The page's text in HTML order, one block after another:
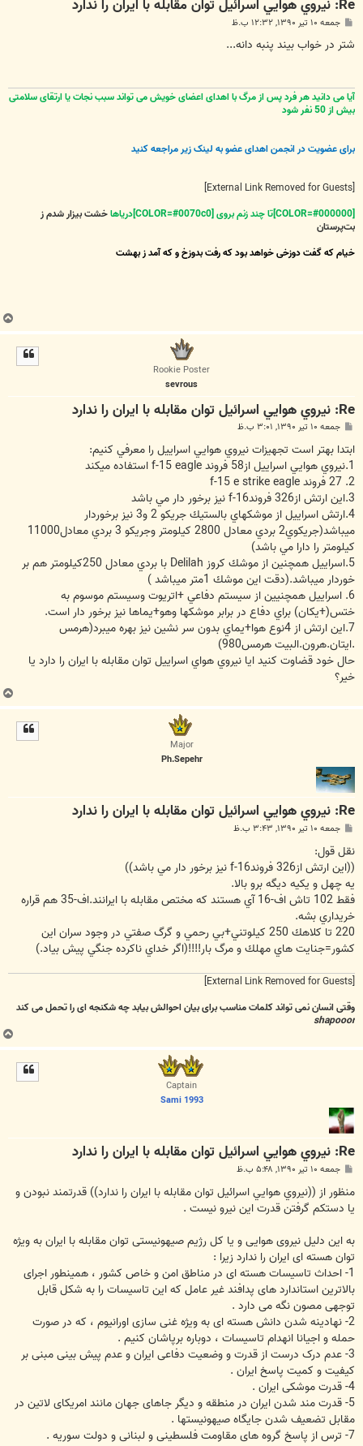
Re: نيروي هوايي اسرائيل توان مقابله با ايران را ندارد
پ
ت
جمعه ۱۰ تیر ۱۳۹۰, ۱۲:۳۲ ب.ظ
شتر در خواب بیند پنبه دانه...
آیا می دانید هر فرد پس از مرگ با اهدای اعضای خویش می تواند سبب نجات یا ارتقای سلامتی
بیش از 50 نفر شود
برای عضویت در انجمن اهدای عضو به لینک زیر مراجعه کنید
خشت بیزار شدم ز
بت‌پرستان
خیام که گفت دوزخی خواهد بود که رفت بدوزخ و که آمد ز بهشت
ب
ا
Rookie Poster
sevrous
Re: نيروي هوايي اسرائيل توان مقابله با ايران را ندارد
پ
ت
جمعه ۱۰ تیر ۱۳۹۰, ۳:۰۱ ب.ظ
ابتدا بهتر است تجهيزات نيروي هوايي اسراييل را معرفي كنيم:
1.نيروي هوايي اسراييل از58 فروند f-15 eagle استفاده ميكند
2. 27 فروند f-15 e strike eagle
3.اين ارتش از326 فروندf-16 نيز برخور دار مي باشد
4.ارتش اسراييل از موشكهاي بالستيك جريكو 2 و3 نيز برخوردار
ميباشد(جريكوي2 بردي معادل 2800 كيلومتر وجريكو 3 بردي معادل11000
كيلومتر را دارا مي باشد)
5.اسراييل همچنين از موشك كروز Delilah با بردي معادل 250كيلومتر هم بر
خوردار ميباشد.(دقت اين موشك 1متر ميباشد )
6. اسراييل همچنيين از سيستم دفاعي +اتريوت وسيستم موسوم به
ختس(+يكان) براي دفاع در برابر موشكها وهو+يماها نيز برخور دار است.
7.اين ارتش از 4نوع هوا+يماي بدون سر نشين نيز بهره ميبرد(هرمس
.ايتان.هرون.البيت هرمس980)
حال خود قضاوت كنيد ايا نيروي هواي اسراييل توان مقابله با ايران را دارد يا
خير؟
ب
ا
Major
Ph.Sepehr
Re: نيروي هوايي اسرائيل توان مقابله با ايران را ندارد
پ
ت
جمعه ۱۰ تیر ۱۳۹۰, ۳:۴۳ ب.ظ
نقل قول:
((اين ارتش از326 فروندf-16 نيز برخور دار مي باشد))
يه چهل و يكيه ديگه برو بالا.
فقط 102 تاش اف-16 آي هستند كه مختص مقابله با ايرانند.اف-35 هم قراره
خريداري بشه.
220 تا كلاهك 250 كيلوتني+بي رحمي و گرگ صفتي در وجود سران اين
كشور=جنايت هاي مهلك و مرگ بار!!!!(اگر خداي ناكرده جنگي پيش بياد.)
وقتی انسان نمی تواند کلمات مناسب برای بیان احوالش بیابد چه شکنجه ای را تحمل می کند
shapooor
ب
ا
Captain
Sami 1993
Re: نيروي هوايي اسرائيل توان مقابله با ايران را ندارد
پ
ت
جمعه ۱۰ تیر ۱۳۹۰, ۵:۴۸ ب.ظ
منظور از ((نيروي هوايي اسرائيل توان مقابله با ايران را ندارد)) قدرتمند نبودن و
یا دستکم گرفتن قدرت این نیرو نیست .
به این دلیل نیروی هوایی و یا کل رژیم صیهونیستی توان مقابله با ایران به ویژه
توان هسته ای ایران را ندارد زیرا :
1- احداث تاسیسات هسته ای در مناطق امن و خاص کشور ، همینطور اجرای
بالاترین استاندارد های پدافند غیر عامل که این تاسیسات را به شکل قابل
توجهی مصون نگه می دارد .
2- نهادینه شدن دانش هسته ای به ویژه غنی سازی اورانیوم ، که در صورت
حمله و اجیانا انهدام تاسیسات ، دوباره برپاشان کنیم .
3- عدم درک درست از قدرت و وضعیت دفاعی ایران و عدم پیش بینی مبنی بر
کیفیت و کمیت پاسخ ایران .
4- قدرت موشکی ایران .
5- قدرت مند شدن ایران در منطقه و دیگر جاهای جهان مانند امریکای لاتین در
مقابل تضعیف شدن جایگاه صیهونیستها .
7- ترس از پاسخ گروه های مقاومت فلسطینی و لبنانی و دولت سوریه .